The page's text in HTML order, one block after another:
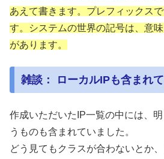
あえて書きます。プレフィックス
す。システムの世界の記号は、意
があります。
雑談： ローカルIPも含まれ
作成いただいたIP一覧の中には、
うものも含まれていました。
どう見てもクラスが合わないとか